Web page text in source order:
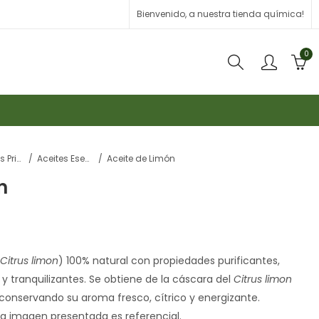
Bienvenido, a nuestra tienda química!
0
Materias Primas Aceites Esenciales Aceite de Limón
Citrus limon) 100% natural con propiedades purificantes,
tranquilizantes. Se obtiene de la cáscara del Citrus limon
su aroma fresco, cítrico y energizante.
imagen presentada es referencial.